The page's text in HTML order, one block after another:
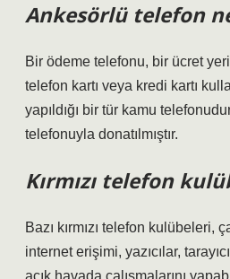
Ankesörlü telefon
Bir ödeme telefonu, bir ücret
telefon kartı veya kredi kartı
yapıldığı bir tür kamu
telefonuyla donatılmıştır.
Kırmızı telefon
Bazı kırmızı telefon kulübeleri,
internet erişimi, yazıcılar,
açık havada çalışmalarını